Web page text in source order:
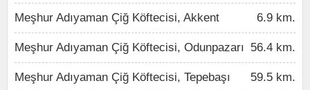
Meşhur Adıyaman Çiğ Köftecisi, Akkent 6.9 km.
Meşhur Adıyaman Çiğ Köftecisi, Odunpazarı 56.4 km.
Meşhur Adıyaman Çiğ Köftecisi, Tepebaşı 59.5 km.